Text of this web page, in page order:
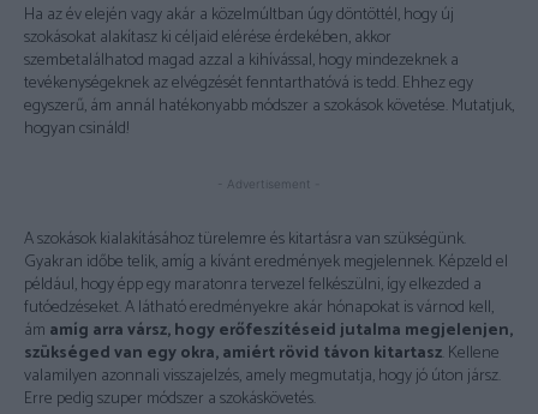
Ha az év elején vagy akár a közelmúltban úgy döntöttél, hogy új
szokásokat alakítasz ki céljaid elérése érdekében, akkor
szembetalálhatod magad azzal a kihívással, hogy mindezeknek a
tevékenységeknek az elvégzését fenntarthatóvá is tedd. Ehhez egy
egyszerű, ám annál hatékonyabb módszer a szokások követése. Mutatjuk,
hogyan csináld!
- Advertisement -
A szokások kialakításához türelemre és kitartásra van szükségünk.
Gyakran időbe telik, amíg a kívánt eredmények megjelennek. Képzeld el
például, hogy épp egy maratonra tervezel felkészülni, így elkezded a
futóedzéseket. A látható eredményekre akár hónapokat is várnod kell,
ám amíg arra vársz, hogy erőfeszítéseid jutalma megjelenjen,
szükséged van egy okra, amiért rövid távon kitartasz . Kellene
valamilyen azonnali visszajelzés, amely megmutatja, hogy jó úton jársz.
Erre pedig szuper módszer a szokáskövetés.